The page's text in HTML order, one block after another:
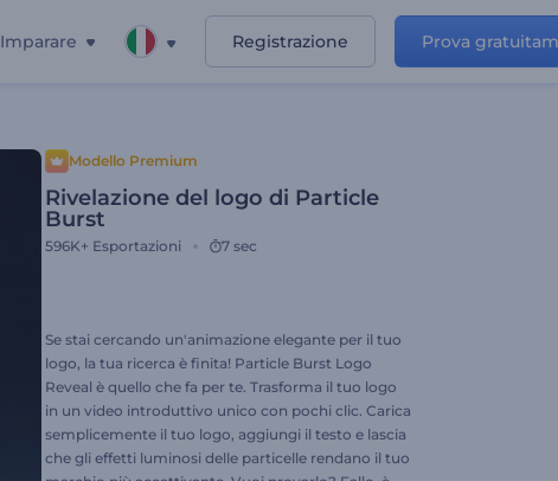
Imparare Registrazione Prova
Modello Premium
Rivelazione del logo di Particle
Burst
596K+ Esportazioni 7 sec
Se stai cercando un'animazione elegante per il tuo
logo, la tua ricerca è finita! Particle Burst Logo
Reveal è quello che fa per te. Trasforma il tuo logo
in un video introduttivo unico con pochi clic. Carica
semplicemente il tuo logo, aggiungi il testo e lascia
che gli effetti luminosi delle particelle rendano il tuo